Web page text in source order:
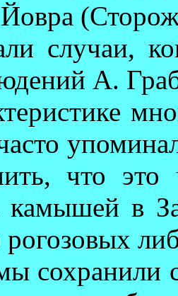
случаи,
А.
что это
в
рогозовых
сохранили